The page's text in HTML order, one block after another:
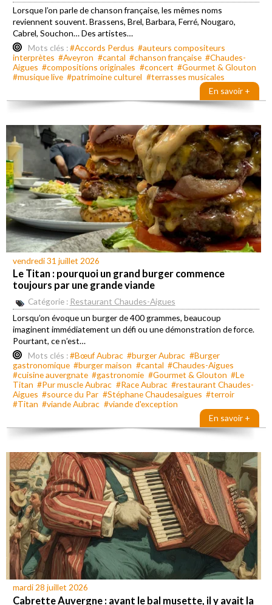
Lorsque l’on parle de chanson française, les mêmes noms
reviennent souvent. Brassens, Brel, Barbara, Ferré, Nougaro,
Cabrel, Souchon… Des artistes…
Mots clés :#Accords Perdus #auteurs compositeurs
interprètes #Aveyron #cantal #chanson française #Chaudes-
Aigues #compositions originales #concert #Gourmet & Glouton
#musique live #patrimoine culturel #terrasses musicales
En savoir +
vendredi 31 juillet 2026
Le Titan : pourquoi un grand burger commence
toujours par une grande viande
Catégorie : Restaurant Chaudes-Aigues
Lorsqu’on évoque un burger de 400 grammes, beaucoup
imaginent immédiatement un défi ou une démonstration de force.
Pourtant, ce n’est…
Mots clés :#Bœuf Aubrac #burger Aubrac #Burger
gastronomique #burger maison #cantal #Chaudes-Aigues
#cuisine auvergnate #gastronomie #Gourmet & Glouton #Le
Titan #Pur muscle Aubrac #Race Aubrac #restaurant Chaudes-
Aigues #source du Par #Stéphane Chaudesaigues #terroir
#Titan #viande Aubrac #viande d'exception
En savoir +
mardi 28 juillet 2026
Cabrette Auvergne : avant le bal musette, il y avait la